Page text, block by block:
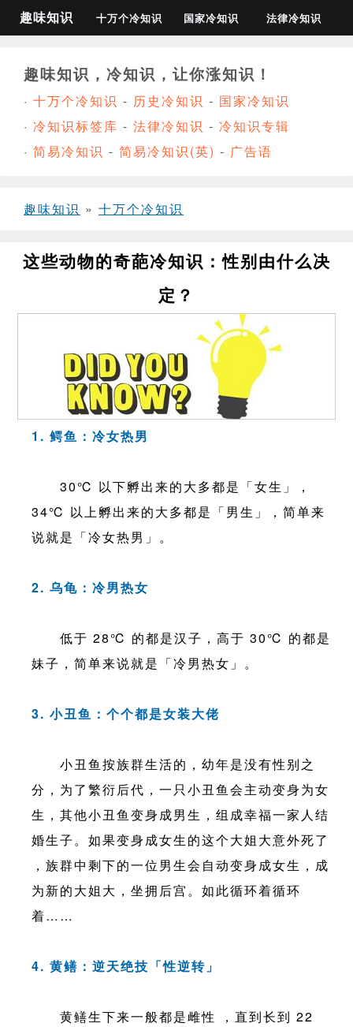
趣味知识 十万个冷知识 国家冷知识 法律冷知识
趣味知识，冷知识，让你涨知识！
· 十万个冷知识 - 历史冷知识 - 国家冷知识
· 冷知识标签库 - 法律冷知识 - 冷知识专辑
· 简易冷知识 - 简易冷知识(英) - 广告语
趣味知识 » 十万个冷知识
这些动物的奇葩冷知识：性别由什么决
定？
1. 鳄鱼：冷女热男
30℃ 以下孵出来的大多都是「女生」，
34℃ 以上孵出来的大多都是「男生」，简单来
说就是「冷女热男」。
2. 乌龟：冷男热女
低于 28℃ 的都是汉子，高于 30℃ 的都是
妹子，简单来说就是「冷男热女」。
3. 小丑鱼：个个都是女装大佬
小丑鱼按族群生活的，幼年是没有性别之
分，为了繁衍后代，一只小丑鱼会主动变身为女
生，其他小丑鱼变身成男生，组成幸福一家人结
婚生子。如果变身成女生的这个大姐大意外死了
，族群中剩下的一位男生会自动变身成女生，成
为新的大姐大，坐拥后宫。如此循环着循环
着……
4. 黄鳝：逆天绝技「性逆转」
黄鳝生下来一般都是雌性 ，直到长到 22